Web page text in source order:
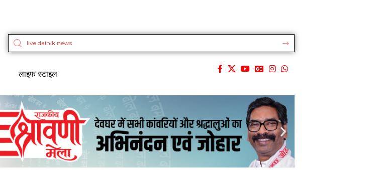
लाइफ स्टाइल